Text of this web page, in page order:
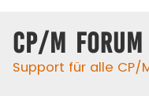
CP/M Forum
Support für alle CP/